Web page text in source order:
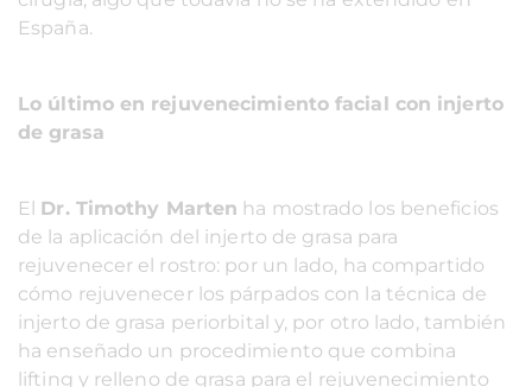
España.
Lo último en rejuvenecimiento facial con injerto
de grasa
El Dr. Timothy Marten ha mostrado los beneficios
de la aplicación del injerto de grasa para
rejuvenecer el rostro: por un lado, ha compartido
cómo rejuvenecer los párpados con la técnica de
injerto de grasa periorbital y, por otro lado, también
ha enseñado un procedimiento que combina
lifting y relleno de grasa para el rejuvenecimiento